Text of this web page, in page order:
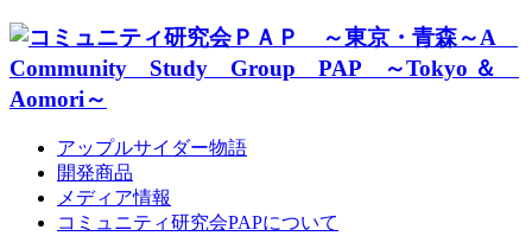
アップルサイダー物語
開発商品
メディア情報
コミュニティ研究会PAPについて